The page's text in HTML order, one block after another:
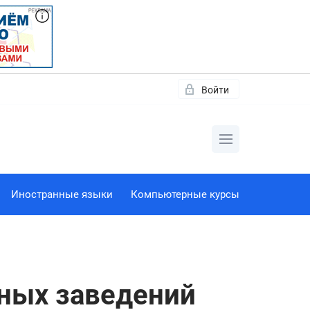
Войти
Иностранные языки Компьютерные курсы
заведений